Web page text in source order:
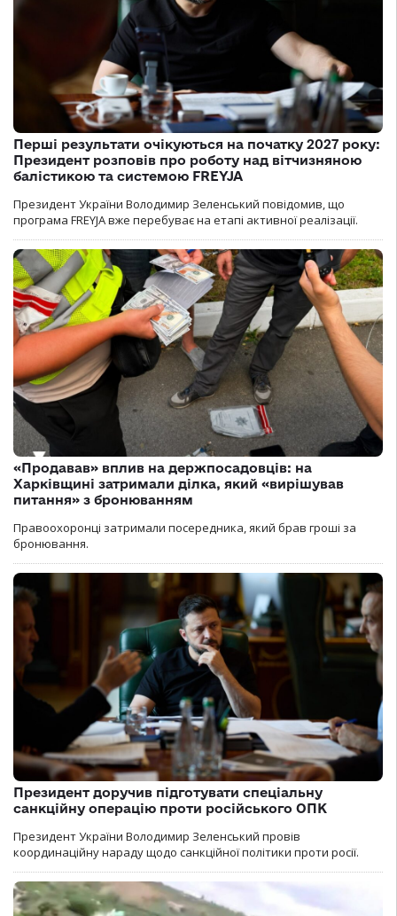
Перші результати очікуються на початку 2027 року:
Президент розповів про роботу над вітчизняною
балістикою та системою FREYJA
Президент України Володимир Зеленський повідомив, що
програма FREYJA вже перебуває на етапі активної реалізації.
«Продавав» вплив на держпосадовців: на
Харківщині затримали ділка, який «вирішував
питання» з бронюванням
Правоохоронці затримали посередника, який брав гроші за
бронювання.
Президент доручив підготувати спеціальну
санкційну операцію проти російського ОПК
Президент України Володимир Зеленський провів
координаційну нараду щодо санкційної політики проти росії.